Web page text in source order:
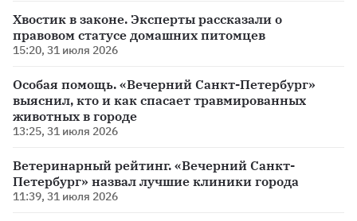
Хвостик в законе. Эксперты рассказали о
правовом статусе домашних питомцев
15:20, 31 июля 2026
Особая помощь. «Вечерний Санкт-Петербург»
выяснил, кто и как спасает травмированных
животных в городе
13:25, 31 июля 2026
Ветеринарный рейтинг. «Вечерний Санкт-
Петербург» назвал лучшие клиники города
11:39, 31 июля 2026